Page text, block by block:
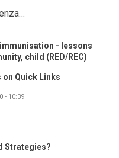
- lessons
child (RED/REC)
on Quick Links
- 10:39
Strategies?